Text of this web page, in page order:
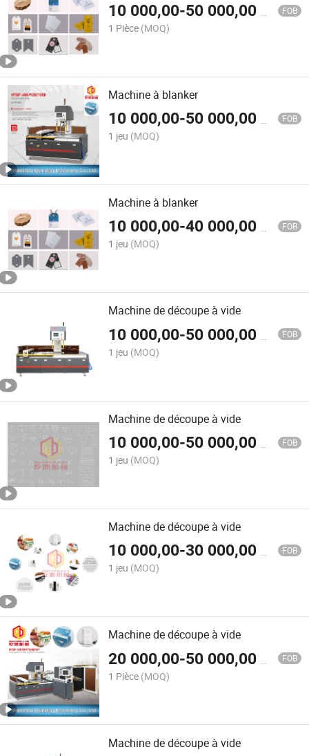
10 000,00-50 000,00 FOB
1 Pièce (MOQ)
Machine à blanker
10 000,00-50 000,00 FOB
1 jeu (MOQ)
Machine à blanker
10 000,00-40 000,00 FOB
1 jeu (MOQ)
Machine de découpe à vide
10 000,00-50 000,00 FOB
1 jeu (MOQ)
Machine de découpe à vide
10 000,00-50 000,00 FOB
1 jeu (MOQ)
Machine de découpe à vide
10 000,00-30 000,00 FOB
1 jeu (MOQ)
Machine de découpe à vide
20 000,00-50 000,00 FOB
1 Pièce (MOQ)
Machine de découpe à vide